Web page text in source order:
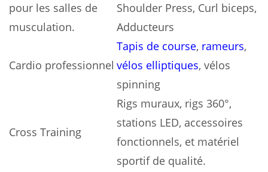
pour les salles de
musculation.
Shoulder Press, Curl biceps,
Adducteurs
Cardio professionnel
Tapis de course, rameurs,
vélos elliptiques, vélos
spinning
Cross Training
Rigs muraux, rigs 360°,
stations LED, accessoires
fonctionnels, et matériel
sportif de qualité.